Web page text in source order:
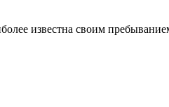
известна своим